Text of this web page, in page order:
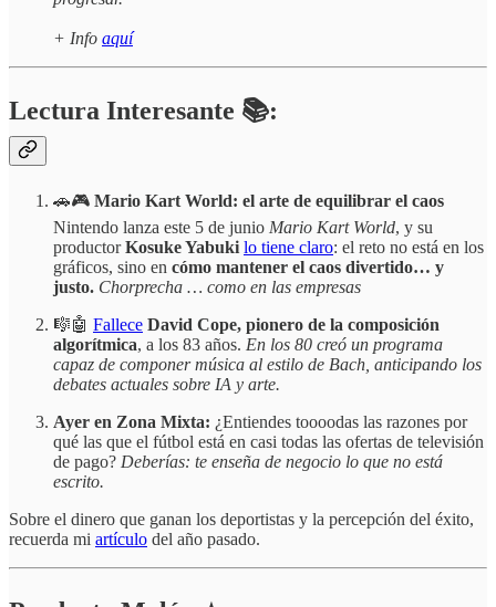
+ Info aquí
Lectura Interesante 📚:
🚗🎮 Mario Kart World: el arte de equilibrar el caos
Nintendo lanza este 5 de junio Mario Kart World, y su
productorKosuke Yabuki lo tiene claro: el reto no está en los
gráficos, sino en cómo mantener el caos divertido… y
justo. Chorprecha … como en las empresas
🎼🤖 Fallece David Cope, pionero de la composición
algorítmica, a los 83 años. En los 80 creó un programa
capaz de componer música al estilo de Bach, anticipando los
debates actuales sobre IA y arte.
Ayer en Zona Mixta: ¿Entiendes toooodas las razones por
qué las que el fútbol está en casi todas las ofertas de televisión
de pago? Deberías: te enseña de negocio lo que no está
escrito.
Sobre el dinero que ganan los deportistas y la percepción del éxito,
recuerda mi artículo del año pasado.